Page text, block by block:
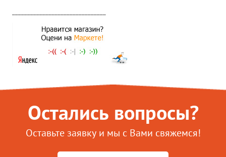
Остались вопросы?
Оставьте заявку и мы с Вами свяжемся!